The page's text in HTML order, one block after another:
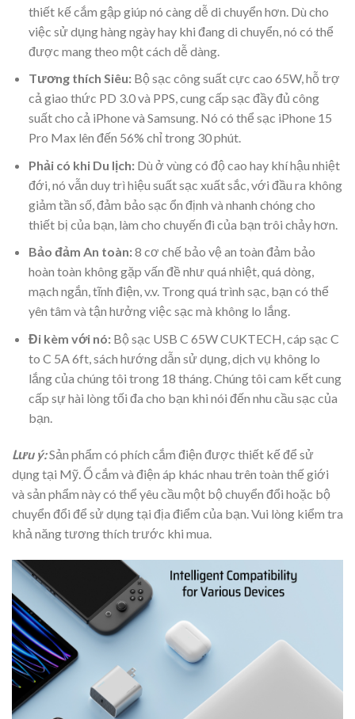
thiết kế cắm gập giúp nó càng dễ di chuyển hơn. Dù cho
việc sử dụng hàng ngày hay khi đang di chuyển, nó có thể
được mang theo một cách dễ dàng.
Tương thích Siêu:Bộ sạc công suất cực cao 65W, hỗ trợ
cả giao thức PD 3.0 và PPS, cung cấp sạc đầy đủ công
suất cho cả iPhone và Samsung. Nó có thể sạc iPhone 15
Pro Max lên đến 56% chỉ trong 30 phút.
Phải có khi Du lịch:Dù ở vùng có độ cao hay khí hậu nhiệt
đới, nó vẫn duy trì hiệu suất sạc xuất sắc, với đầu ra không
giảm tần số, đảm bảo sạc ổn định và nhanh chóng cho
thiết bị của bạn, làm cho chuyến đi của bạn trôi chảy hơn.
Bảo đảm An toàn:8 cơ chế bảo vệ an toàn đảm bảo
hoàn toàn không gặp vấn đề như quá nhiệt, quá dòng,
mạch ngắn, tĩnh điện, v.v. Trong quá trình sạc, bạn có thể
yên tâm và tận hưởng việc sạc mà không lo lắng.
Đi kèm với nó:Bộ sạc USB C 65W CUKTECH, cáp sạc C
to C 5A 6ft, sách hướng dẫn sử dụng, dịch vụ không lo
lắng của chúng tôi trong 18 tháng. Chúng tôi cam kết cung
cấp sự hài lòng tối đa cho bạn khi nói đến nhu cầu sạc của
bạn.
Lưu ý:Sản phẩm có phích cắm điện được thiết kế để sử
dụng tại Mỹ. Ổ cắm và điện áp khác nhau trên toàn thế giới
và sản phẩm này có thể yêu cầu một bộ chuyển đổi hoặc bộ
chuyển đổi để sử dụng tại địa điểm của bạn. Vui lòng kiểm tra
khả năng tương thích trước khi mua.